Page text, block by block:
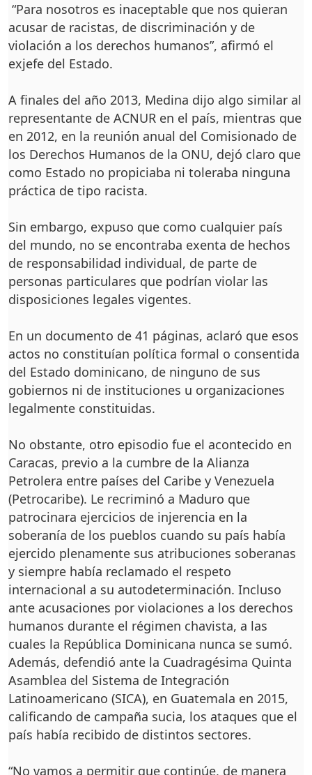
“Para nosotros es inaceptable que nos quieran
acusar de racistas, de discriminación y de
violación a los derechos humanos”, afirmó el
exjefe del Estado.
A finales del año 2013, Medina dijo algo similar al
representante de ACNUR en el país, mientras que
en 2012, en la reunión anual del Comisionado de
los Derechos Humanos de la ONU, dejó claro que
como Estado no propiciaba ni toleraba ninguna
práctica de tipo racista.
Sin embargo, expuso que como cualquier país
del mundo, no se encontraba exenta de hechos
de responsabilidad individual, de parte de
personas particulares que podrían violar las
disposiciones legales vigentes.
En un documento de 41 páginas, aclaró que esos
actos no constituían política formal o consentida
del Estado dominicano, de ninguno de sus
gobiernos ni de instituciones u organizaciones
legalmente constituidas.
No obstante, otro episodio fue el acontecido en
Caracas, previo a la cumbre de la Alianza
Petrolera entre países del Caribe y Venezuela
(Petrocaribe). Le recriminó a Maduro que
patrocinara ejercicios de injerencia en la
soberanía de los pueblos cuando su país había
ejercido plenamente sus atribuciones soberanas
y siempre había reclamado el respeto
internacional a su autodeterminación. Incluso
ante acusaciones por violaciones a los derechos
humanos durante el régimen chavista, a las
cuales la República Dominicana nunca se sumó.
Además, defendió ante la Cuadragésima Quinta
Asamblea del Sistema de Integración
Latinoamericano (SICA), en Guatemala en 2015,
calificando de campaña sucia, los ataques que el
país había recibido de distintos sectores.
“No vamos a permitir que continúe, de manera